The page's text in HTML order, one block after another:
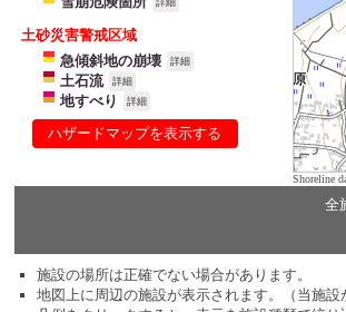
詳細
土砂災害警戒区域
急傾斜地の崩壊
詳細
土石流 詳細
地すべり 詳細
ハザードマップを表示する
Shoreline
全
施設の場所は正確でない場合があります。
地図上に周辺の施設が表示されます。（当施設